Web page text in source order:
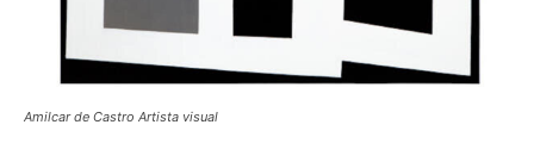
Amilcar de Castro Artista visual